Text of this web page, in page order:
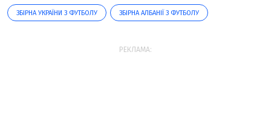
ЗБІРНА УКРАЇНИ З ФУТБОЛУ ЗБІРНА АЛБАНІЇ З ФУТБОЛУ
РЕКЛАМА: